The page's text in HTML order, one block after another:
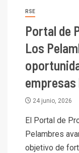
RSE
Portal de
Los
empresas
24 junio, 2026
El Portal de
Pelambres
objetivo de